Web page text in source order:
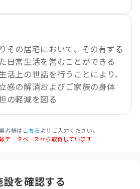
その居宅において、その有する
日常生活を営むことができる
活上の世話を行うことにより、
感の解消およびご家族の身体
の軽減を図る
者様は こちら よりご入力ください。
データベースから取得しています
を確認する